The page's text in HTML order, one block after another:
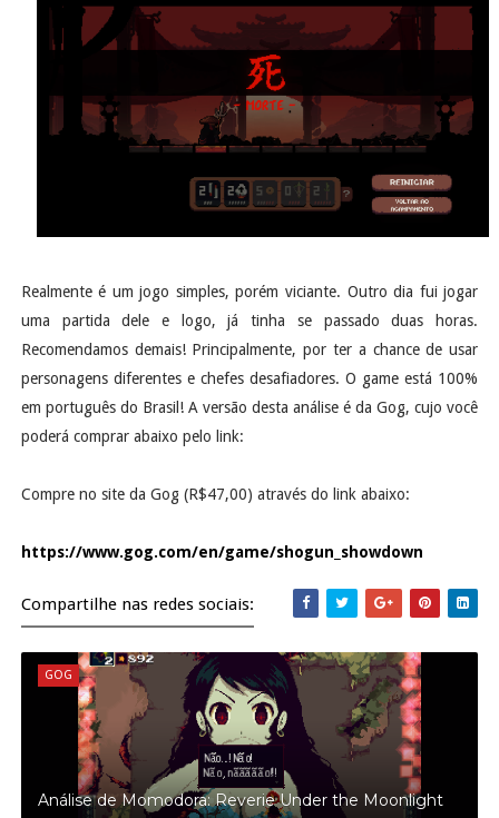
Realmente é um jogo simples, porém viciante. Outro dia fui jogar
uma partida dele e logo, já tinha se passado duas horas.
Recomendamos demais! Principalmente, por ter a chance de usar
personagens diferentes e chefes desafiadores. O game está 100%
em português do Brasil! A versão desta análise é da Gog, cujo você
poderá comprar abaixo pelo link:
Compre no site da Gog (R$47,00) através do link abaixo:
https://www.gog.com/en/game/shogun_showdown
Compartilhe nas redes sociais:
GOG
Análise de Momodora: Reverie Under the Moonlight